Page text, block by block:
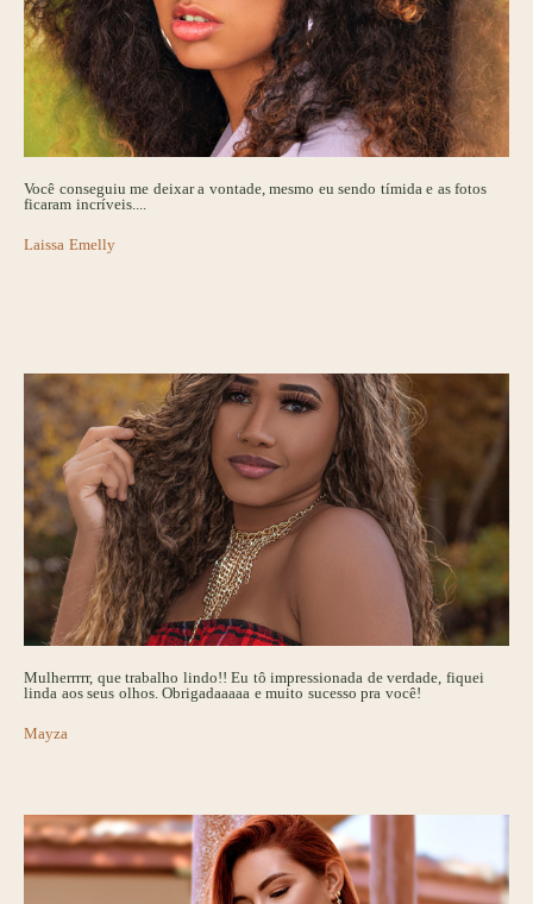
Você conseguiu me deixar a vontade, mesmo eu sendo tímida e as fotos
ficaram incríveis....
Laissa Emelly
Mulherrrrr, que trabalho lindo!! Eu tô impressionada de verdade, fiquei
linda aos seus olhos. Obrigadaaaaa e muito sucesso pra você!
Mayza